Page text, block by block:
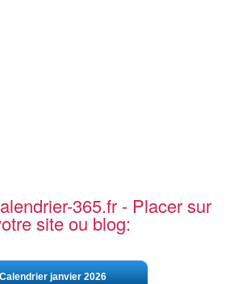
365.fr - Placer sur
site ou blog:
Calendrier janvier 2026